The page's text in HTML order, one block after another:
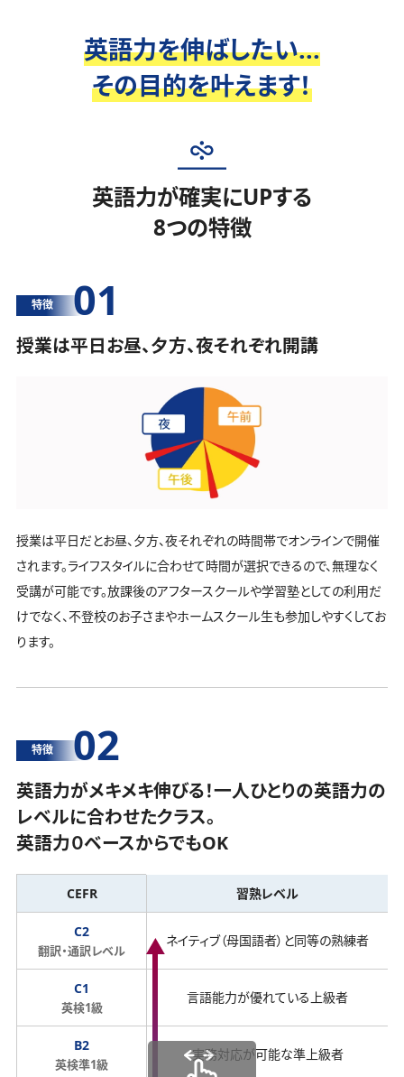
英語力を伸ばしたい...
その目的を叶えます！
英語力が確実にUPする
8つの特徴
特徴 01
授業は平日お昼、夕方、夜それぞれ開講
授業は平日だとお昼、夕方、夜それぞれの時間帯でオンラインで開催
されます。ライフスタイルに合わせて時間が選択できるので、無理なく
受講が可能です。放課後のアフタースクールや学習塾としての利用だ
けでなく、不登校のお子さまやホームスクール生も参加しやすくしてお
ります。
特徴 02
英語力がメキメキ伸びる！一人ひとりの英語力の
レベルに合わせたクラス。
英語力０ベースからでもOK
CEFR 習熟レベル
C2
翻訳・通訳レベル
ネイティブ（母国語者）と同等の熟練者
C1
英検1級
言語能力が優れている上級者
B2
英検準1級
実務対応が可能な準上級者